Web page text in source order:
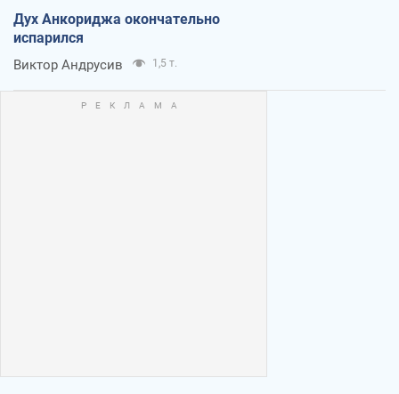
Дух Анкориджа окончательно
испарился
Виктор Андрусив 1,5 т.